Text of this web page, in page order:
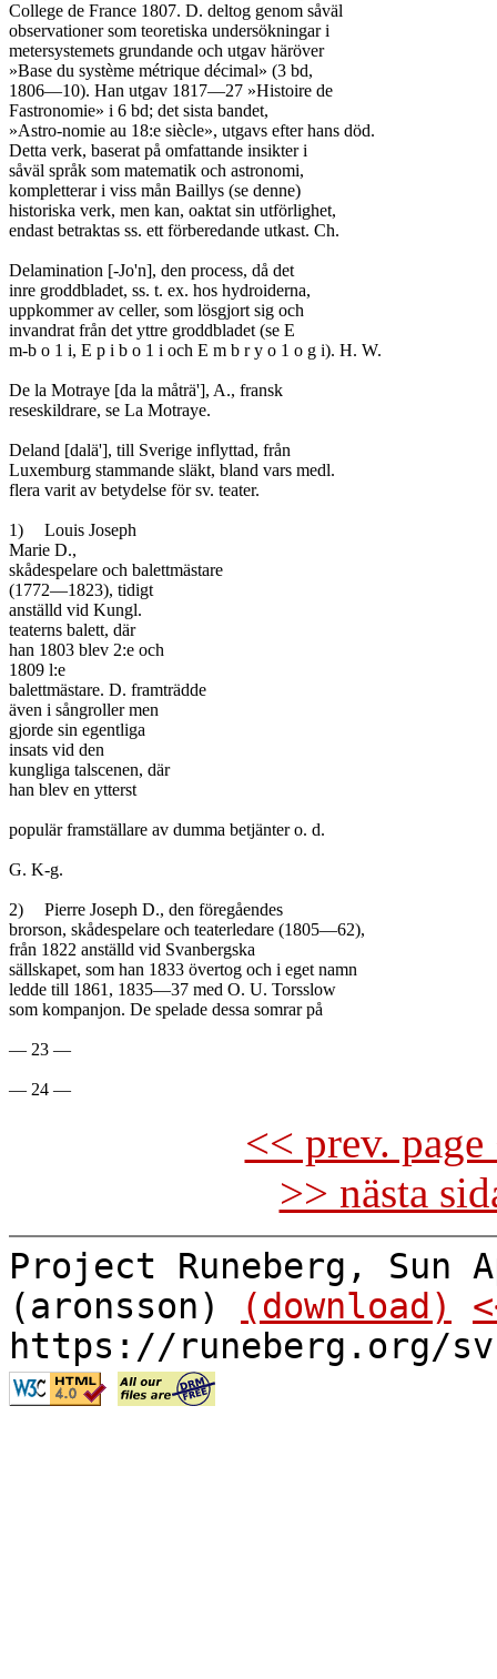
College de France 1807. D. deltog genom såväl
observationer som teoretiska undersökningar i
metersystemets grundande och utgav häröver
»Base du système métrique décimal» (3 bd,
1806—10). Han utgav 1817—27 »Histoire de
Fastronomie» i 6 bd; det sista bandet,
»Astro-nomie au 18:e siècle», utgavs efter hans död.
Detta verk, baserat på omfattande insikter i
såväl språk som matematik och astronomi,
kompletterar i viss mån Baillys (se denne)
historiska verk, men kan, oaktat sin utförlighet,
endast betraktas ss. ett förberedande utkast. Ch.
Delamination [-Jo'n], den process, då det
inre groddbladet, ss. t. ex. hos hydroiderna,
uppkommer av celler, som lösgjort sig och
invandrat från det yttre groddbladet (se E
m-b o 1 i, E p i b o 1 i och E m b r y o 1 o g i). H. W.
De la Motraye [da la måträ'], A., fransk
reseskildrare, se La Motraye.
Deland [dalä'], till Sverige inflyttad, från
Luxemburg stammande släkt, bland vars medl.
flera varit av betydelse för sv. teater.
1)	Louis Joseph
Marie D.,
skådespelare och balettmästare
(1772—1823), tidigt
anställd vid Kungl.
teaterns balett, där
han 1803 blev 2:e och
1809 l:e
balettmästare. D. framträdde
även i sångroller men
gjorde sin egentliga
insats vid den
kungliga talscenen, där
han blev en ytterst
populär framställare av dumma betjänter o. d.
G. K-g.
2)	Pierre Joseph D., den föregåendes
brorson, skådespelare och teaterledare (1805—62),
från 1822 anställd vid Svanbergska
sällskapet, som han 1833 övertog och i eget namn
ledde till 1861, 1835—37 med O. U. Torsslow
som kompanjon. De spelade dessa somrar på
— 23 —
<< prev.
>> nästa
Project Runeberg, Sun
(aronsson)
(download)
https://runeberg.org/